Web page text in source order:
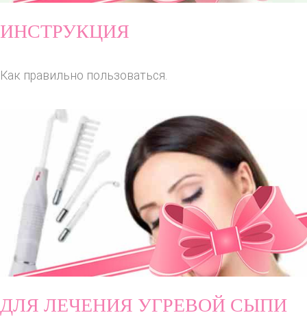
ИНСТРУКЦИЯ
Как правильно пользоваться.
ДЛЯ ЛЕЧЕНИЯ УГРЕВОЙ СЫПИ